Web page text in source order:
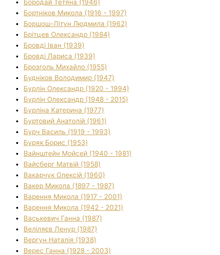
Бородай Тетяна (1946)
Бортніков Микола (1916 - 1997)
Боршош-Літун Людмила (1962)
Брітцев Олександр (1984)
Бровді Іван (1939)
Бровді Лариса (1939)
Брозголь Михайло (1955)
Будніков Володимир (1947)
Бурлін Олександр (1920 - 1994)
Бурлін Олександр (1948 - 2015)
Бурліна Катерина (1977)
Буртовий Анатолій (1961)
Бурч Василь (1919 - 1993)
Буряк Борис (1953)
Вайнштейн Мойсей (1940 - 1981)
Вайсберг Матвій (1958)
Вакарчук Олексій (1960)
Вакер Микола (1897 - 1987)
Варення Микола (1917 - 2001)
Варення Микола (1942 - 2021)
Васькевич Ганна (1987)
Веліляєв Ленур (1987)
Вергун Наталія (1938)
Верес Ганна (1928 - 2003)